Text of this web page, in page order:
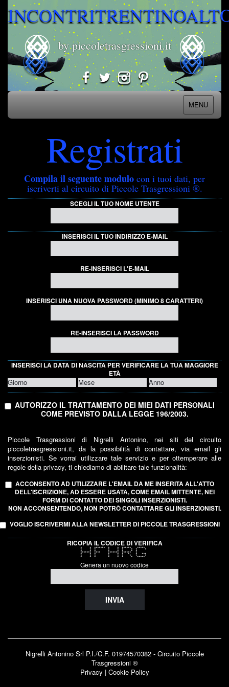
by piccoletrasgressioni.it
MENU
Registrati
Compila il seguente modulo con i tuoi dati, per
iscriverti al circuito di Piccole Trasgressioni ®.
SCEGLI IL TUO NOME UTENTE
INSERISCI IL TUO INDIRIZZO E-MAIL
RE-INSERISCI L'E-MAIL
INSERISCI UNA NUOVA PASSWORD (MINIMO 8 CARATTERI)
RE-INSERISCI LA PASSWORD
INSERISCI LA DATA DI NASCITA PER VERIFICARE LA TUA MAGGIORE
ETÀ
AUTORIZZO IL TRATTAMENTO DEI MIEI DATI PERSONALI
COME PREVISTO DALLA LEGGE 196/2003.
Piccole Trasgressioni di Nigrelli Antonino, nei siti del circuito
piccoletrasgressioni.it, da la possibilità di contattare, via email gli
inserzionisti. Se vorrai utilizzare tale servizio e per ottemperare alle
regole della privacy, ti chiediamo di abilitare tale funzionalità:
ACCONSENTO AD UTILIZZARE L'EMAIL DA ME INSERITA ALL'ATTO
DELL'ISCRIZIONE, AD ESSERE USATA, COME EMAIL MITTENTE, NEI
FORM DI CONTATTO DEI SINGOLI INSERZIONISTI.
NON ACCONSENTENDO, NON POTRÒ CONTATTARE GLI INSERZIONISTI.
VOGLIO ISCRIVERMI ALLA NEWSLETTER DI PICCOLE TRASGRESSIONI
RICOPIA IL CODICE DI VERIFICA
* * ******* * * ****** *****
* * * * * * * * *
* * * * * * * *
******* **** ******* ****** *
* * * * * * * * ***
* * * * * * * * *
* * * * * * * *****
Genera un nuovo codice
INVIA
Nigrelli Antonino Srl P.I./C.F. 01974570382 - Circuito Piccole
Trasgressioni ®
Privacy | Cookie Policy